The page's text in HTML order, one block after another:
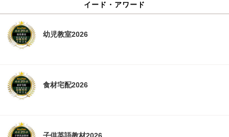
イード・アワード
幼児教室2026
食材宅配2026